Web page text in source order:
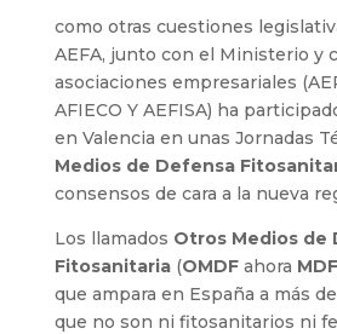
como otras cuestiones
AEFA, junto con el Ministerio y
asociaciones empresariales
AFIECO Y AEFISA) ha
en Valencia en unas Jornadas
Medios de Defensa
consensos de cara a la nueva
Los llamados Otros Medios de
Fitosanitaria(OMDFahora MDF
que ampara en España a más
que no son ni fitosanitarios ni